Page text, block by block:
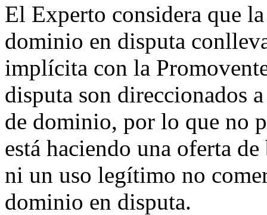
El Experto considera que
dominio en disputa
implícita con la
disputa son direccionados
de dominio, por lo que no
está haciendo una oferta
ni un uso legítimo no
dominio en disputa.